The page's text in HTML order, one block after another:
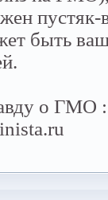
быть
о ГМО